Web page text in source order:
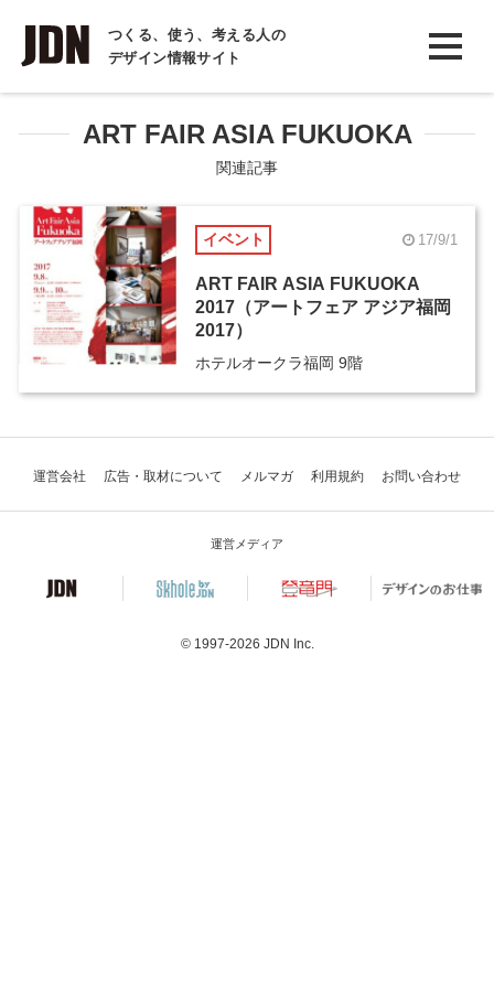
つくる、使う、考える人の
デザイン情報サイト
INTERVIEW
インタビュー
REPORT
COLUMN
コラム
ART FAIR ASIA FUKUOKA
関連記事
イベント 17/9/1
ART FAIR ASIA FUKUOKA
2017（アートフェア アジア福岡
2017）
ホテルオークラ福岡 9階
運営会社 広告・取材について メルマガ 利用規約 お問い合わせ
運営メディア
© 1997-2026 JDN Inc.